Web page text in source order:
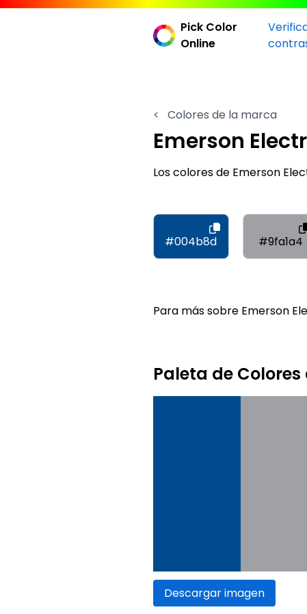
Pick Color
Online
< Colores de la marca
Emerson
Los colores de Emerson
#004b8d #9fa1a4
Para más sobre Emerson
Paleta de
Descargar imagen